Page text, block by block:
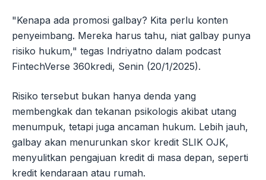
"Kenapa ada promosi galbay? Kita perlu konten
penyeimbang. Mereka harus tahu, niat galbay punya
risiko hukum," tegas Indriyatno dalam podcast
FintechVerse 360kredi, Senin (20/1/2025).
Risiko tersebut bukan hanya denda yang
membengkak dan tekanan psikologis akibat utang
menumpuk, tetapi juga ancaman hukum. Lebih jauh,
galbay akan menurunkan skor kredit SLIK OJK,
menyulitkan pengajuan kredit di masa depan, seperti
kredit kendaraan atau rumah.